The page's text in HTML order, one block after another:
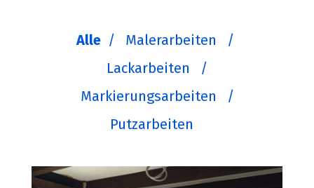
Alle / Malerarbeiten
/
Lackarbeiten
/
Markierungsarbeiten
/
Putzarbeiten